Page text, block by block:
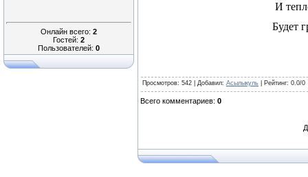
Онлайн всего: 2
Гостей: 2
Пользователей: 0
И
Будет
Просмотров: 542 | Добавил: Асылыкуль Рейтинг: 0.0/0
Всего комментариев: 0